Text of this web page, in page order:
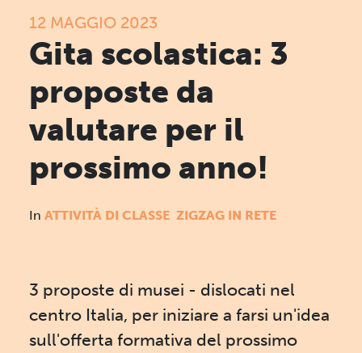
12 MAGGIO 2023
Gita scolastica: 3
proposte da
valutare per il
prossimo anno!
In ATTIVITÀ DI CLASSE ZIGZAG IN RETE
3 proposte di musei - dislocati nel
centro Italia, per iniziare a farsi un'idea
sull'offerta formativa del prossimo